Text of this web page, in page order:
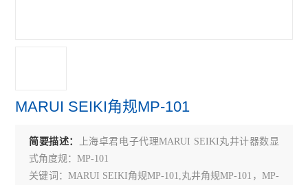
SK新泻
ELSEN爱森
佐藤SATO
MARUI SEIKI角规MP-101
简要描述：
上海卓君电子代理MARUI SEIKI丸井计器数显
式角度规：MP-101
关键词：MARUI SEIKI角规MP-101,丸井角规MP-101，MP-